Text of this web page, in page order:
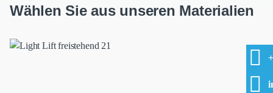
Wählen Sie aus unseren Materialien